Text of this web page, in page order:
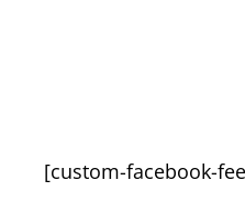
[custom-facebook-